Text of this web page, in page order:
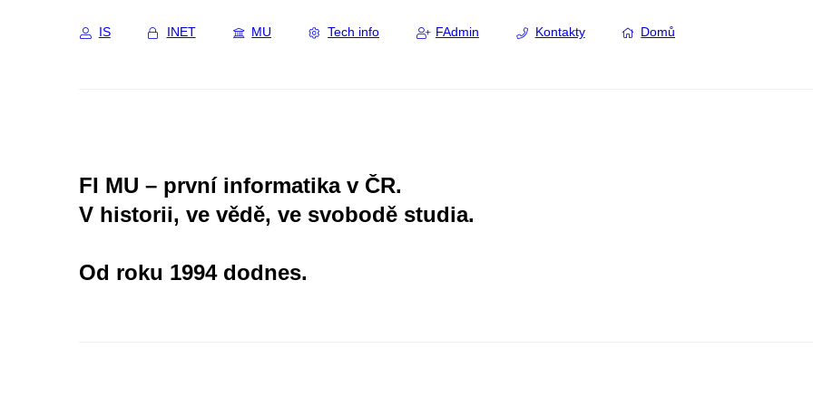
IS INET MU Tech info FAdmin Kontakty Domů
FI MU – první informatika v ČR.
V historii, ve vědě, ve svobodě studia.
Od roku 1994 dodnes.